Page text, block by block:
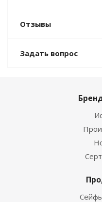
Отзывы
Задать вопрос